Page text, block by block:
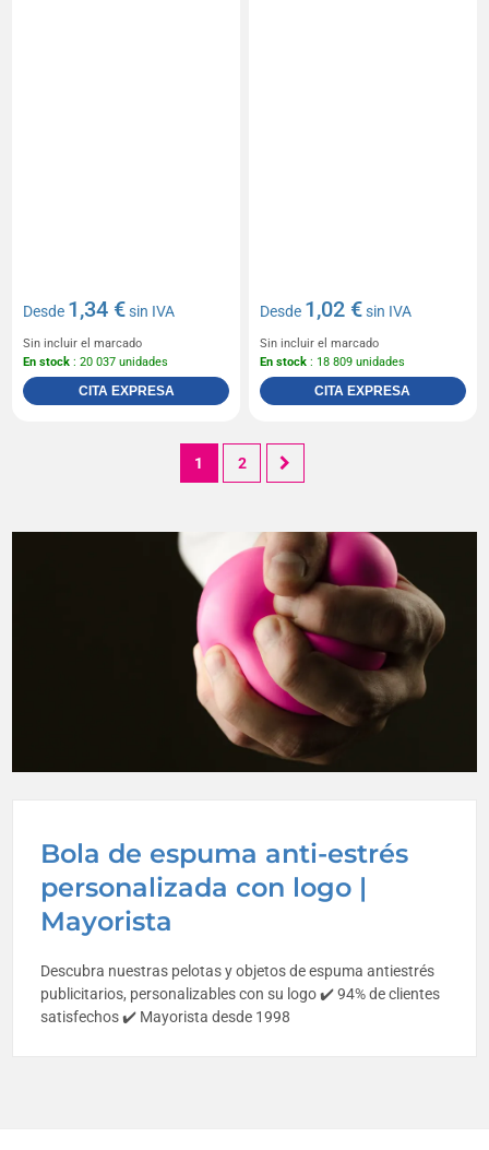
Bola de espuma anti-estrés
personalizada con logo |
Mayorista
Descubra nuestras pelotas y objetos de espuma antiestrés
publicitarios, personalizables con su logo ✔️ 94% de clientes
satisfechos ✔️ Mayorista desde 1998
Desde 1,34 €sin IVA
Sin incluir el marcado
En stock : 20 037 unidades
CITA EXPRESA
Desde 1,02 €sin IVA
Sin incluir el marcado
En stock : 18 809 unidades
CITA EXPRESA
1 2